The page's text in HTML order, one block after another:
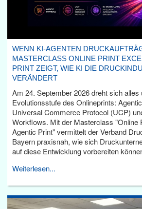
WENN KI-AGENTEN
MASTERCLASS ONLINE PRINT
PRINT ZEIGT, WIE KI DIE
VERÄNDERT
Am 24. September 2026 dreht sich
Evolutionsstufe des Onlineprints:
Universal Commerce Protocol (UCP)
Workflows. Mit der Masterclass "Online
Agentic Print" vermittelt der Verband
Bayern praxisnah, wie sich
auf diese Entwicklung vorbereiten
Weiterlesen...